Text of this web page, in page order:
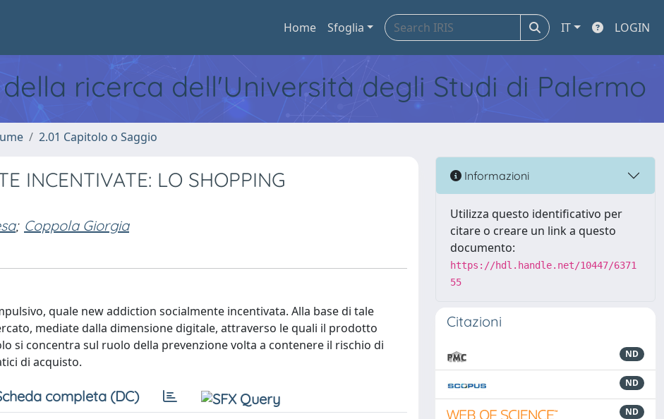
Home Sfoglia IT LOGIN
ricerca dell'Università degli Studi di Palermo
2.01 Capitolo o Saggio
INCENTIVATE: LO SHOPPING
; Coppola Giorgia
quale new addiction socialmente incentivata. Alla base di tale
mediate dalla dimensione digitale, attraverso le quali il prodotto
si concentra sul ruolo della prevenzione volta a contenere il rischio di
di acquisto.
completa (DC)
Informazioni
Utilizza questo identificativo per
citare o creare un link a questo
documento:
https://hdl.handle.net/10447/6371
55
Citazioni
ND
ND
ND